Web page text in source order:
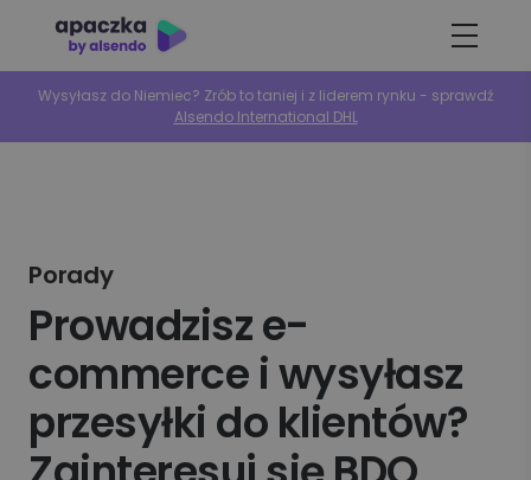
Wysyłasz do Niemiec? Zrób to taniej i z liderem rynku - sprawdź
Alsendo International DHL
Porady
Prowadzisz e-
commerce i wysyłasz
przesyłki do klientów?